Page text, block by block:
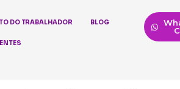
DO TRABALHADOR BLOG